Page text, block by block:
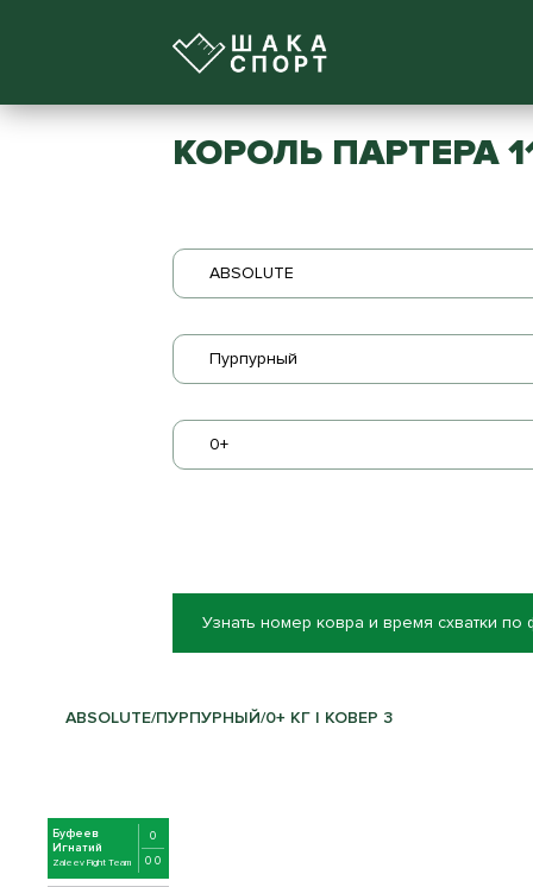
КОРОЛЬ ПАРТЕРА
ABSOLUTE
Пурпурный
0+
Узнать номер ковра и время схватки по
ABSOLUTE/ПУРПУРНЫЙ/0+ КГ | КОВЕР 3
Буфеев
Игнатий
Zaleev Fight Team
0
0 0